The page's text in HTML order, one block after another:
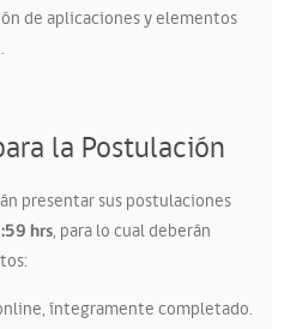
de aplicaciones y elementos
la Postulación
presentar sus postulaciones
hrs, para lo cual deberán
íntegramente completado.